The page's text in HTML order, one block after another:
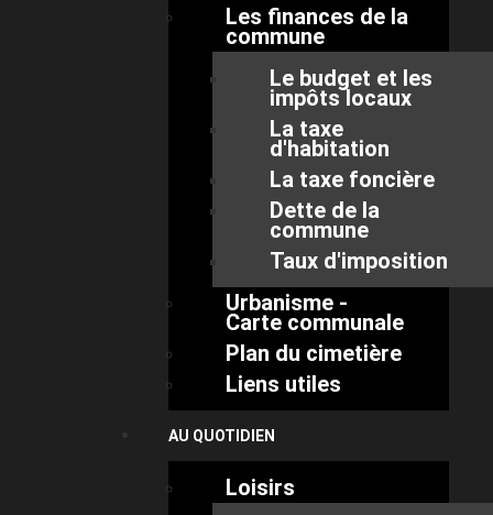
Les finances de la
commune
Le budget et les
impôts locaux
La taxe
d'habitation
La taxe foncière
Dette de la
commune
Taux d'imposition
Urbanisme -
Carte communale
Plan du cimetière
Liens utiles
AU QUOTIDIEN
Loisirs